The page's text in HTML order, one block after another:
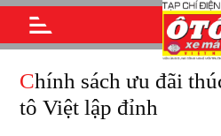
Chính sách ưu đãi thúc đẩy thị trường ô
tô Việt lập đỉnh